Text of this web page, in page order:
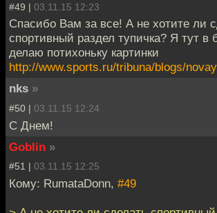
#49 | 03.11.15 12:23
Спасибо Вам за все! А не хотите ли
спортивный раздел тупичка? Я тут в
делаю потихоньку картинки
http://www.sports.ru/tribuna/blogs/
nks »
#50 | 03.11.15 12:24
С Днем!
Goblin »
#51 | 03.11.15 12:25
Кому: RumataDonn, #49